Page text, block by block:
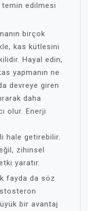
edilmesi
birçok
kas kütlesini
Hayal edin,
yapmanın ne
devreye giren
daha
olur. Enerji
hale getirebilir.
zihinsel
yaratır.
fayda da söz
bir avantaj